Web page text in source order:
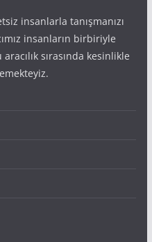
insanlarla tanışmanızı
insanların birbiriyle
sırasında kesinlikle